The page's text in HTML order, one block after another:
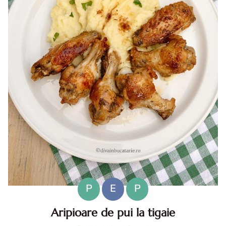
P E
P
Aripioare de pui la tigaie